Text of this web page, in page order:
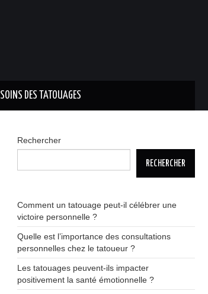
SOINS DES TATOUAGES
Rechercher
RECHERCHER
Comment un tatouage peut-il célébrer une
victoire personnelle ?
Quelle est l’importance des consultations
personnelles chez le tatoueur ?
Les tatouages peuvent-ils impacter
positivement la santé émotionnelle ?